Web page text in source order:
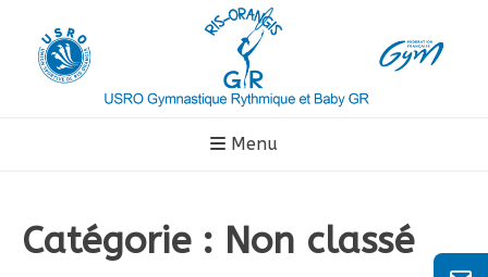
contenu
Menu
Catégorie : Non classé